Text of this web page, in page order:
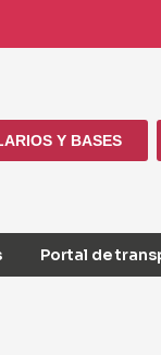
Y BASES
Portal de